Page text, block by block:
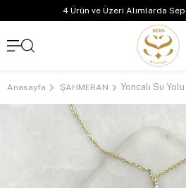
4 Ürün ve Üzeri Alımlarda
Anasayfa ŞAHMERAN Yoncalı Su